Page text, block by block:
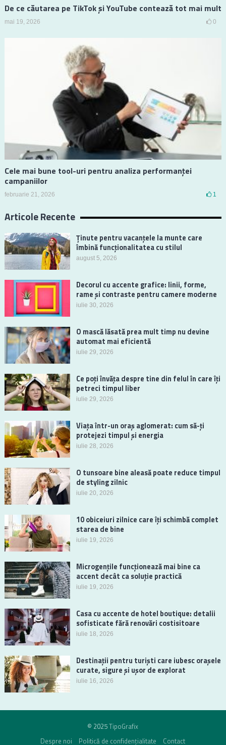
De ce căutarea pe TikTok și YouTube contează tot mai mult
mai 19, 2026 0
Cele mai bune tool-uri pentru analiza performanței
campaniilor
februarie 21, 2026 1
Articole Recente
Ținute pentru vacanțele la munte care
îmbină funcționalitatea cu stilul
august 5, 2026
Decorul cu accente grafice: linii, forme,
rame și contraste pentru camere moderne
iulie 30, 2026
O mască lăsată prea mult timp nu devine
automat mai eficientă
iulie 29, 2026
Ce poți învăța despre tine din felul în care îți
petreci timpul liber
iulie 29, 2026
Viața într-un oraș aglomerat: cum să-ți
protejezi timpul și energia
iulie 28, 2026
O tunsoare bine aleasă poate reduce timpul
de styling zilnic
iulie 20, 2026
10 obiceiuri zilnice care îți schimbă complet
starea de bine
iulie 19, 2026
Microgențile funcționează mai bine ca
accent decât ca soluție practică
iulie 19, 2026
Casa cu accente de hotel boutique: detalii
sofisticate fără renovări costisitoare
iulie 18, 2026
Destinații pentru turiști care iubesc orașele
curate, sigure și ușor de explorat
iulie 16, 2026
© 2025TipoGrafix
Despre noi
Politică de confidențialitate Contact